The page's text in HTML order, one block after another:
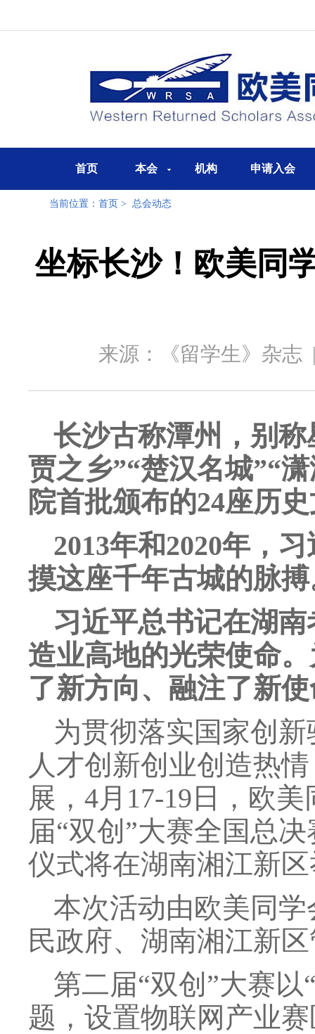
首页 本会 机构 申请入会
当前位置： 首页 > 总会动态
坐标长沙！欧美同
来源：《留学生》杂志
长沙古称潭州，别
贾之乡”“楚汉名城”“
院首批颁布的24座历
2013年和2020年，
摸这座千年古城的脉
习近平总书记在湖
造业高地的光荣使命
了新方向、融注了新
为贯彻落实国家创
人才创新创业创造热
展，4月17-19日，欧
届“双创”大赛全国总
仪式将在湖南湘江新
本次活动由欧美同
民政府、湖南湘江新
第二届“双创”大赛
题，设置物联网产业